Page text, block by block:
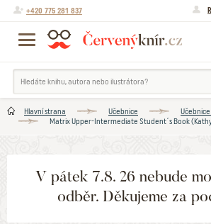
+420 775 281 837
Hlavní strana Učebnice
Matrix Upper-Intermediate Student´s Book
V pátek 7.8. 26 nebude
odběr. Děkujeme za